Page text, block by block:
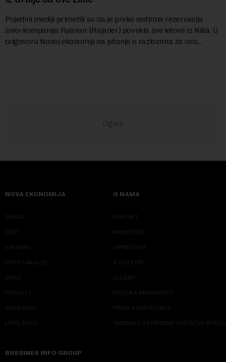
Pojedini mediji primetili su da je preko sistema rezervacija
avio-kompanija Ryanair (Rajaner) povukla sve letove iz Niša. U
odgovoru Novoj ekonomiji na pitanje o razlozima za ovo
NOVA EKONOMIJA
SRBIJA
SVET
KOLUMNE
PRIČE I ANALIZE
VIDEO
PODCAST
ODRŽIVOST
LEPŠI ŽIVOT
O NAMA
KONTAKT
MARKETING
IMPRESSUM
NJUZLETER
KLIJENTI
POLITIKA PRIVATNOSTI
PRAVILA KORIŠĆENJA
SMERNICE ZA PRIMENU VEŠTAČKE
BUSSINES INFO GROUP